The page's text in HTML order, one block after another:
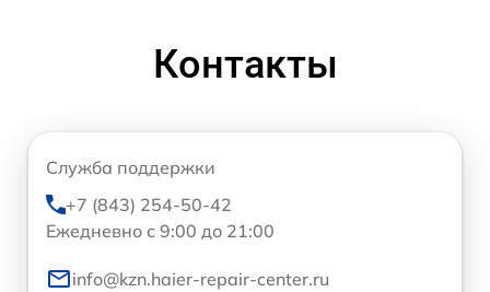
Контакты
Служба поддержки
+7 (843) 254-50-42
Ежедневно с 9:00 до 21:00
info@kzn.haier-repair-center.ru